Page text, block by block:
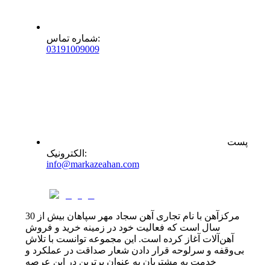
شماره تماس:
03191009009
پست
الکترونیک :
info@markazeahan.com
مرکزآهن با نام تجاری آهن سجاد مهر سپاهان بیش از 30
سال است که فعالیت خود در زمینه خرید و فروش
آهن‌آلات آغاز کرده است. این مجموعه توانست با تلاش
بی‌وقفه و سرلوحه قرار دادن شعار صداقت در عملکرد و
خدمت به مشتریان به عنوان برترین در این عرصه